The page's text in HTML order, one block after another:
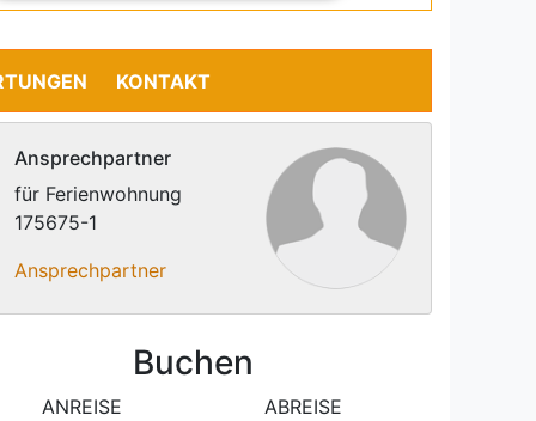
KONTAKT
Ansprechpartner
für Ferienwohnung
175675-1
Ansprechpartner
Buchen
ANREISE ABREISE